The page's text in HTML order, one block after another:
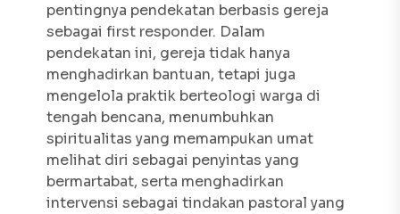
pentingnya pendekatan berbasis gereja
sebagai first responder. Dalam
pendekatan ini, gereja tidak hanya
menghadirkan bantuan, tetapi juga
mengelola praktik berteologi warga di
tengah bencana, menumbuhkan
spiritualitas yang memampukan umat
melihat diri sebagai penyintas yang
bermartabat, serta menghadirkan
intervensi sebagai tindakan pastoral yang